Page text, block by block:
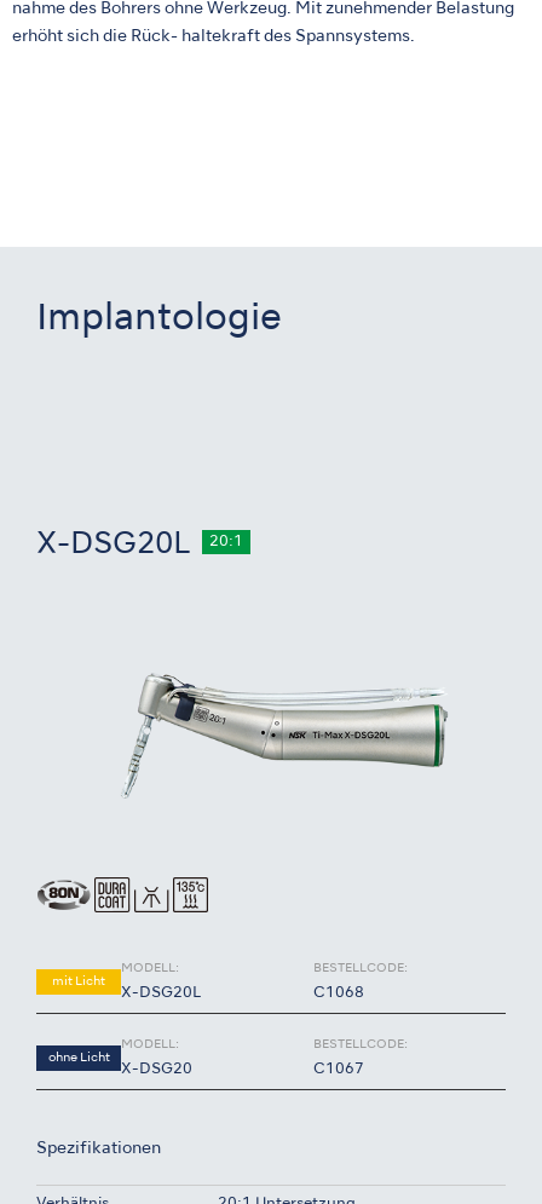
nahme des Bohrers ohne Werkzeug. Mit zunehmender Belastung
erhöht sich die Rück- haltekraft des Spannsystems.
Implantologie
X-DSG20L 20:1
mit Licht
MODELL:
X-DSG20L
BESTELLCODE:
C1068
ohne Licht
MODELL:
X-DSG20
BESTELLCODE:
C1067
Spezifikationen